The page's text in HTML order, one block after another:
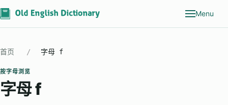
Menu
首页 字母 f
按字母浏览
字母 f